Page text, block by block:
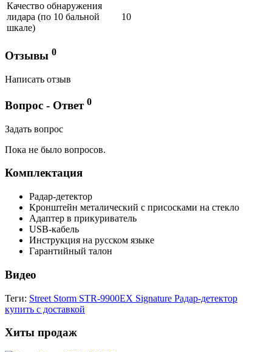
Качество обнаружения
лидара (по 10 бальной
шкале)
10
Отзывы 0
Написать отзыв
Вопрос - Ответ 0
Задать вопрос
Пока не было вопросов.
Комплектация
Радар-детектор
Кронштейн металический с присосками на стекло
Адаптер в прикуриватель
USB-кабель
Инструкция на русском языке
Гарантийный талон
Видео
Теги: Street Storm STR-9900EX Signature Радар-детектор
купить с доставкой
Хиты продаж